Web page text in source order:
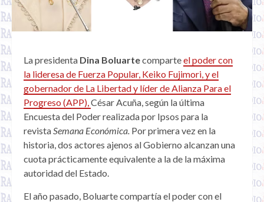
La presidenta Dina Boluartecomparteel poder con
la lideresa de Fuerza Popular, Keiko Fujimori, y el
gobernador de La Libertad y líder de Alianza Para el
Progreso (APP),César Acuña, según la última
Encuesta del Poder realizada por Ipsos para la
revistaSemana Económica. Por primera vez en la
historia, dos actores ajenos al Gobierno alcanzan una
cuota prácticamente equivalente a la de la máxima
autoridad del Estado.
El año pasado, Boluarte compartía el poder con el